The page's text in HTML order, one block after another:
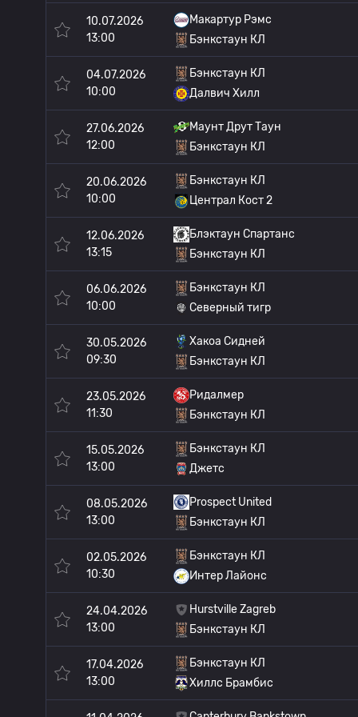
10.07.2026
13:00
Макартур Рэмс
Бэнкстаун КЛ
04.07.2026
10:00
Бэнкстаун КЛ
Далвич Хилл
27.06.2026
12:00
Маунт Друт Таун
Бэнкстаун КЛ
20.06.2026
10:00
Бэнкстаун КЛ
Централ Кост 2
12.06.2026
13:15
Блэктаун Спартанс
Бэнкстаун КЛ
06.06.2026
10:00
Бэнкстаун КЛ
Северный тигр
30.05.2026
09:30
Хакоа Сидней
Бэнкстаун КЛ
23.05.2026
11:30
Ридалмер
Бэнкстаун КЛ
15.05.2026
13:00
Бэнкстаун КЛ
Джетс
08.05.2026
13:00
Prospect United
Бэнкстаун КЛ
02.05.2026
10:30
Бэнкстаун КЛ
Интер Лайонс
24.04.2026
13:00
Hurstville Zagreb
Бэнкстаун КЛ
17.04.2026
13:00
Бэнкстаун КЛ
Хиллс Брамбис